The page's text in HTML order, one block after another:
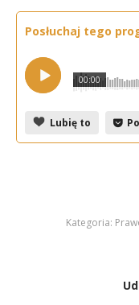
Posłuchaj tego
00:00
Lubię to
Kategoria: